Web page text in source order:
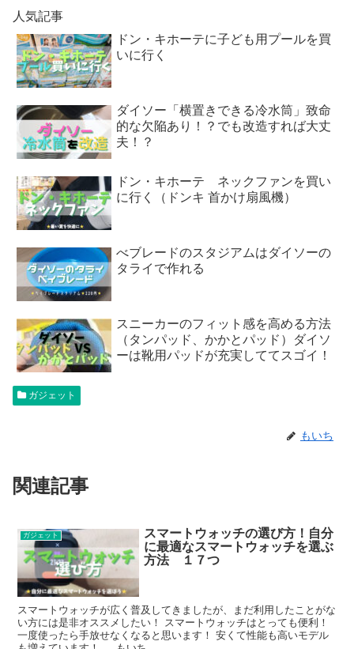
人気記事
ドン・キホーテに子ども用プールを買
いに行く
ダイソー「横置きできる冷水筒」致命
的な欠陥あり！？でも改造すれば大丈
夫！？
ドン・キホーテ ネックファンを買い
に行く（ドンキ 首かけ扇風機）
べブレードのスタジアムはダイソーの
タライで作れる
スニーカーのフィット感を高める方法
（タンパッド、かかとパッド）ダイソ
ーは靴用パッドが充実しててスゴイ！
ガジェット
もいち
関連記事
ガジェット
スマートウォッチの選び方！自分
に最適なスマートウォッチを選ぶ
方法 １７つ
スマートウォッチが広く普及してきましたが、まだ利用したことがな
い方には是非オススメしたい！ スマートウォッチはとっても便利！
一度使ったら手放せなくなると思います！ 安くて性能も高いモデル